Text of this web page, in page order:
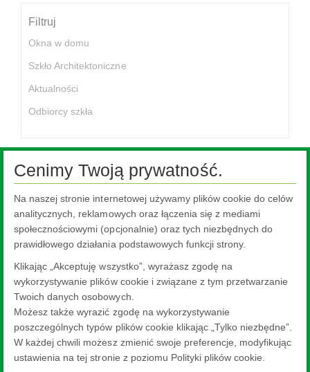
Filtruj
Okna w domu
Szkło Architektoniczne
Aktualności
Odbiorcy szkła
Ta treść jest niedostępna, ponieważ wymaga włączenia plików
cookie, które są obecnie zablokowane. Aby zmienić swoje
ustawienia, kliknij tutaj.
Cenimy Twoją prywatność.
Na naszej stronie internetowej używamy plików cookie do celów
analitycznych, reklamowych oraz łączenia się z mediami
społecznościowymi (opcjonalnie) oraz tych niezbędnych do
prawidłowego działania podstawowych funkcji strony.
Klikając „Akceptuję wszystko”, wyrażasz zgodę na
wykorzystywanie plików cookie i związane z tym przetwarzanie
Twoich danych osobowych.
Możesz także wyrazić zgodę na wykorzystywanie
poszczególnych typów plików cookie klikając „Tylko niezbędne”.
W każdej chwili możesz zmienić swoje preferencje, modyfikując
ustawienia na tej stronie z poziomu Polityki plików cookie.